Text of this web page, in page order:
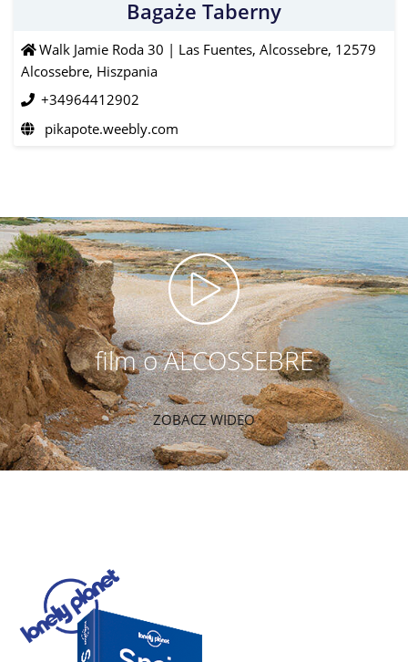
Bagaże Taberny
Walk Jamie Roda 30 | Las Fuentes, Alcossebre, 12579
Alcossebre, Hiszpania
+34964412902
pikapote.weebly.com
film o ALCOSSEBRE
ZOBACZ WIDEO